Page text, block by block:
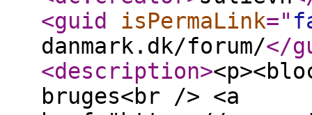
<guid
isPermaLink="
danmark.dk/forum/</
<description>
bruges<br /> <a